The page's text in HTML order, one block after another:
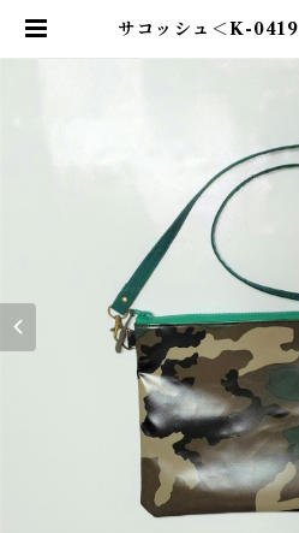
サコッシュ＜K-